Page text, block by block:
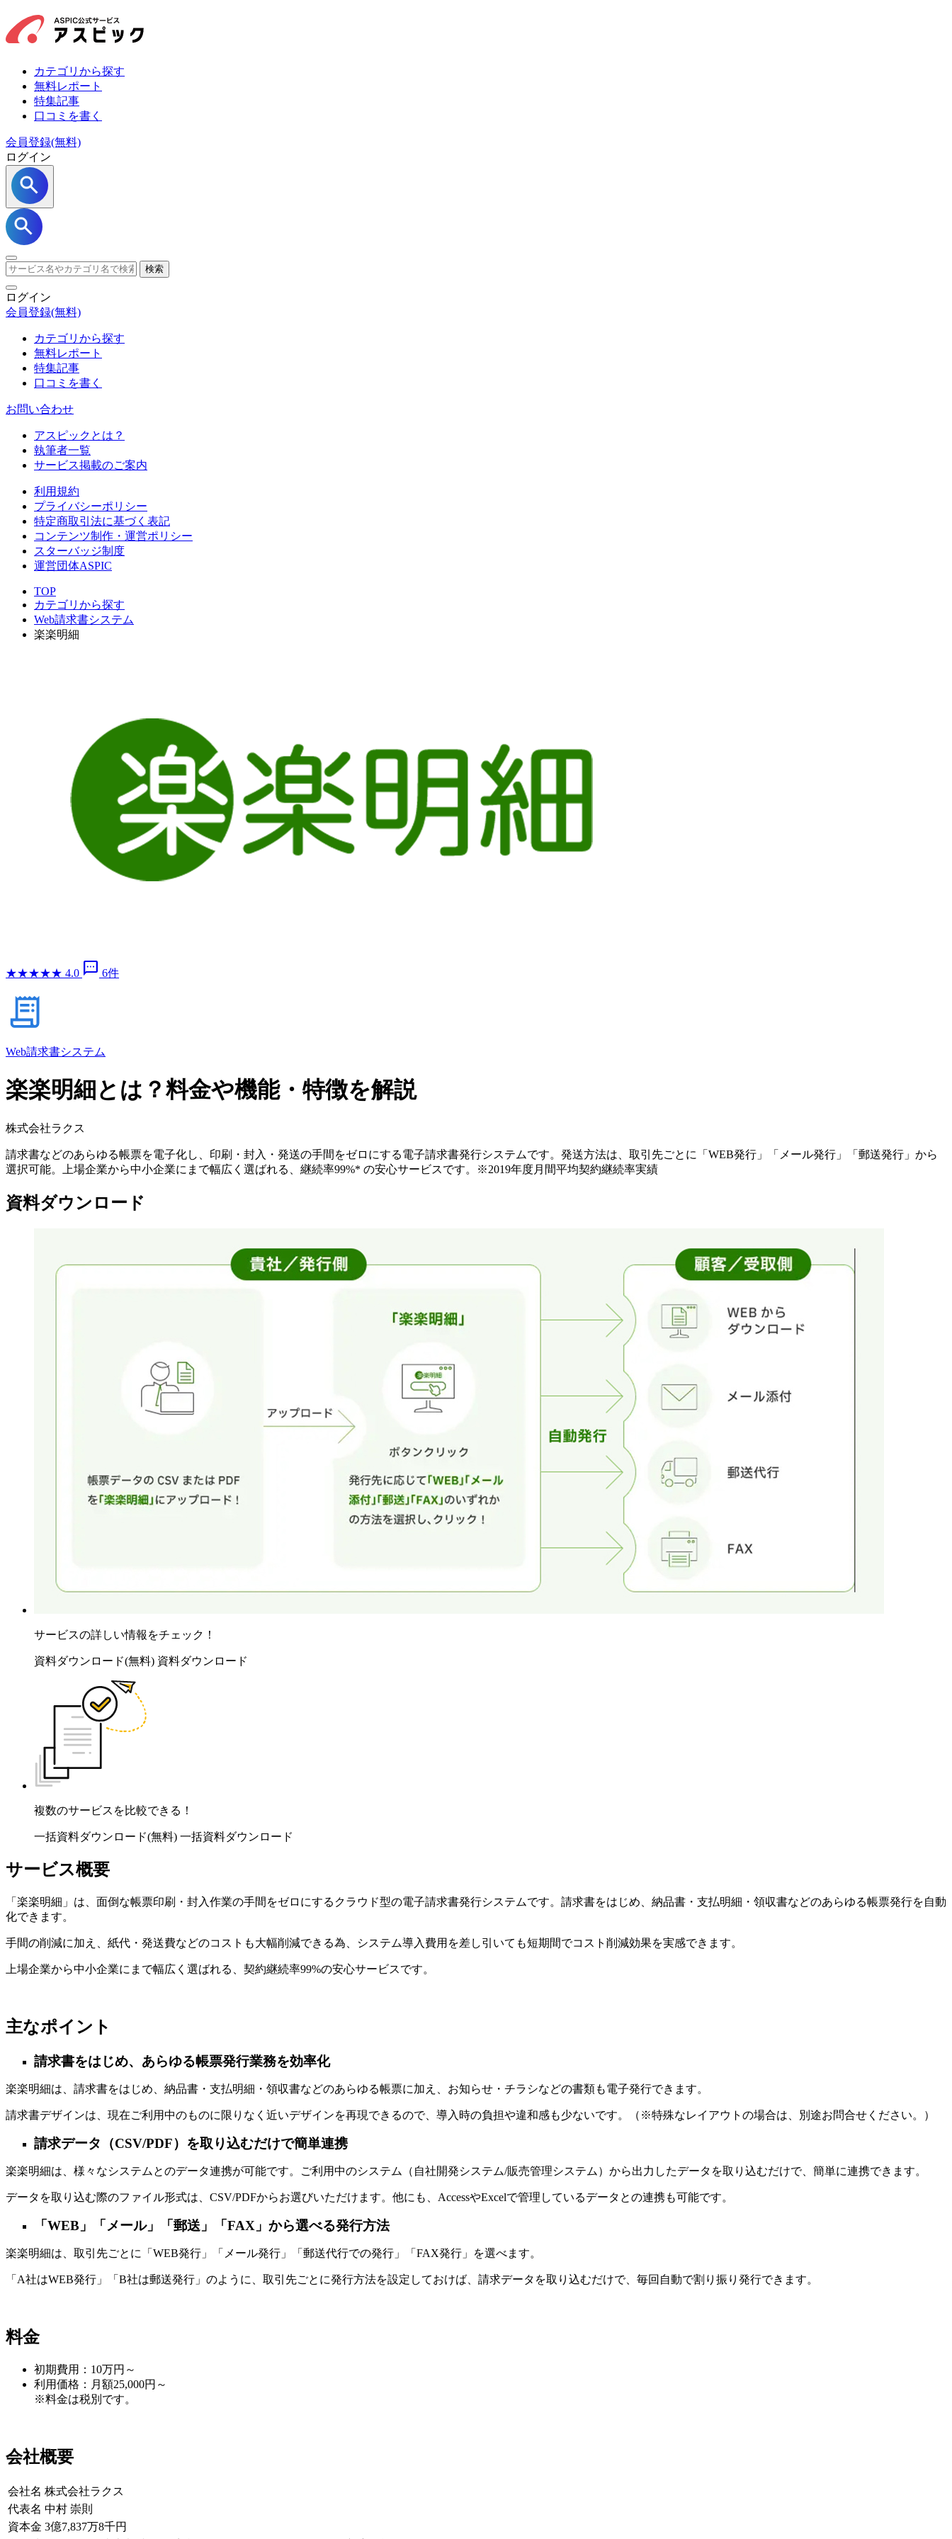
カテゴリから探す
無料レポート
特集記事
口コミを書く
会員登録(無料)
ログイン
検索
ログイン
会員登録(無料)
カテゴリから探す
無料レポート
特集記事
口コミを書く
お問い合わせ
アスピックとは？
執筆者一覧
サービス掲載のご案内
利用規約
プライバシーポリシー
特定商取引法に基づく表記
コンテンツ制作・運営ポリシー
スターバッジ制度
運営団体ASPIC
TOP
カテゴリから探す
Web請求書システム
楽楽明細
★★★★★ 4.0 sms 6件
Web請求書システム
楽楽明細とは？料金や機能・特徴を解説
株式会社ラクス
請求書などのあらゆる帳票を電子化し、印刷・封入・発送の手間をゼロにする電子請求書発行システムです。発送方法は、取引先ごとに「WEB発行」「メール発行」「郵送発行」から
選択可能。上場企業から中小企業にまで幅広く選ばれる、継続率99%* の安心サービスです。※2019年度月間平均契約継続率実績
資料ダウンロード
サービスの詳しい情報をチェック！
資料ダウンロード(無料) 資料ダウンロード
複数のサービスを比較できる！
一括資料ダウンロード(無料) 一括資料ダウンロード
サービス概要
「楽楽明細」は、面倒な帳票印刷・封入作業の手間をゼロにするクラウド型の電子請求書発行システムです。請求書をはじめ、納品書・支払明細・領収書などのあらゆる帳票発行を自動
化できます。
手間の削減に加え、紙代・発送費などのコストも大幅削減できる為、システム導入費用を差し引いても短期間でコスト削減効果を実感できます。
上場企業から中小企業にまで幅広く選ばれる、契約継続率99%の安心サービスです。
主なポイント
請求書をはじめ、あらゆる帳票発行業務を効率化
楽楽明細は、請求書をはじめ、納品書・支払明細・領収書などのあらゆる帳票に加え、お知らせ・チラシなどの書類も電子発行できます。
請求書デザインは、現在ご利用中のものに限りなく近いデザインを再現できるので、導入時の負担や違和感も少ないです。（※特殊なレイアウトの場合は、別途お問合せください。）
請求データ（CSV/PDF）を取り込むだけで簡単連携
楽楽明細は、様々なシステムとのデータ連携が可能です。ご利用中のシステム（自社開発システム/販売管理システム）から出力したデータを取り込むだけで、簡単に連携できます。
データを取り込む際のファイル形式は、CSV/PDFからお選びいただけます。他にも、AccessやExcelで管理しているデータとの連携も可能です。
「WEB 」「メール」「郵送」「FAX」から選べる発行方法
楽楽明細は、取引先ごとに「WEB発行」「メール発行」「郵送代行での発行」「FAX発行」を選べます。
「A社はWEB発行」「B社は郵送発行」のように、取引先ごとに発行方法を設定しておけば、請求データを取り込むだけで、毎回自動で割り振り発行できます。
料金
初期費用：10万円～
利用価格：月額25,000円～
※料金は税別です。
会社概要
会社名 株式会社ラクス
代表名 中村 崇則
資本金 3億7,837万8千円